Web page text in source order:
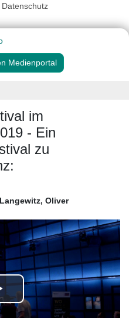
Datenschutz
Medienportal
im
- Ein
zu
Langewitz, Oliver